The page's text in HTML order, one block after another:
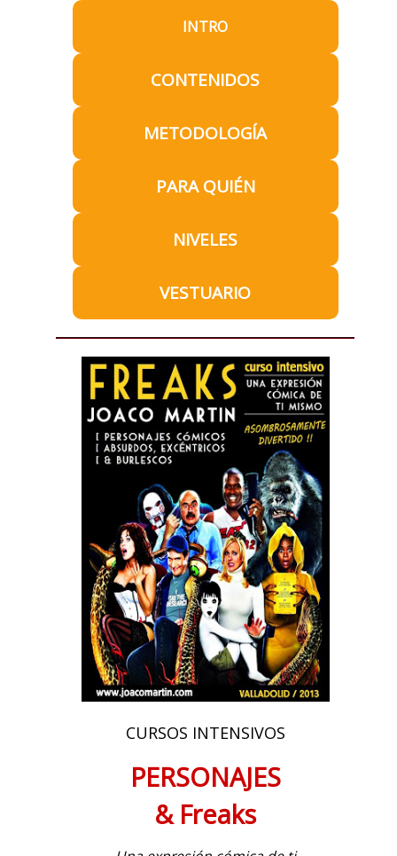
INTRO
CONTENIDOS
METODOLOGÍA
PARA QUIÉN
NIVELES
VESTUARIO
CURSOS INTENSIVOS
PERSONAJES
& Freaks